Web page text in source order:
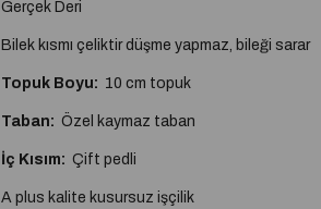
Gerçek Deri
Bilek kısmı çeliktir düşme yapmaz, bileği sarar
Topuk Boyu: 10 cm topuk
Taban: Özel kaymaz taban
İç Kısım: Çift pedli
A plus kalite kusursuz işçilik